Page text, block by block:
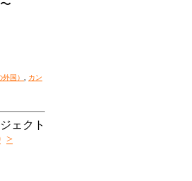
国）
カン
ェクト
>